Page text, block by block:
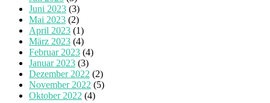
Juni 2023 (3)
Mai 2023 (2)
April 2023 (1)
März 2023 (4)
Februar 2023 (4)
Januar 2023 (3)
Dezember 2022 (2)
November 2022 (5)
Oktober 2022 (4)